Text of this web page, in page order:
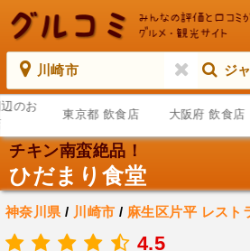
川崎市 ジ
のお
東京都 飲食店 大阪府 飲食店
チキン南蛮絶品！
ひだまり食堂
神奈川県 / 川崎市 / 麻生区片平 レスト
4.5